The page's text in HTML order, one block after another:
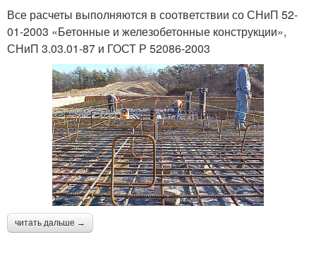
Все расчеты выполняются в соответствии со СНиП 52-
01-2003 «Бетонные и железобетонные конструкции»,
СНиП 3.03.01-87 и ГОСТ Р 52086-2003
читать дальше →